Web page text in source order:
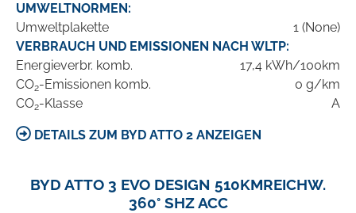
UMWELTNORMEN:
Umweltplakette
1 (None)
VERBRAUCH UND EMISSIONEN NACH WLTP:
Energieverbr. komb.
17,4 kWh/100km
CO2-Emissionen komb.
0 g/km
CO2-Klasse A
DETAILS ZUM BYD ATTO 2 ANZEIGEN
BYD ATTO 3 EVO DESIGN 510KMREICHW.
360° SHZ ACC